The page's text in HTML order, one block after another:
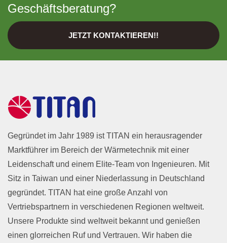
Geschäftsberatung?
JETZT KONTAKTIEREN!!
Gegründet im Jahr 1989 ist TITAN ein herausragender
Marktführer im Bereich der Wärmetechnik mit einer
Leidenschaft und einem Elite-Team von Ingenieuren. Mit
Sitz in Taiwan und einer Niederlassung in Deutschland
gegründet. TITAN hat eine große Anzahl von
Vertriebspartnern in verschiedenen Regionen weltweit.
Unsere Produkte sind weltweit bekannt und genießen
einen glorreichen Ruf und Vertrauen. Wir haben die